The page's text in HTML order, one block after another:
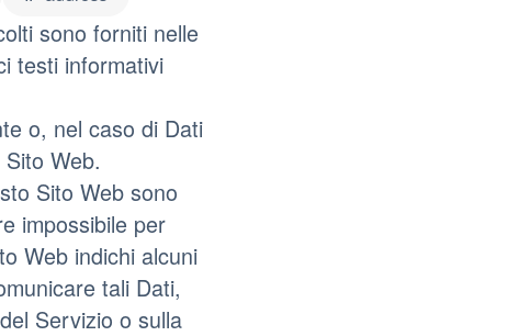
sono forniti nelle
testi informativi
o, nel caso di Dati
Web.
Sito Web sono
impossibile per
Web indichi alcuni
tali Dati,
Servizio o sulla